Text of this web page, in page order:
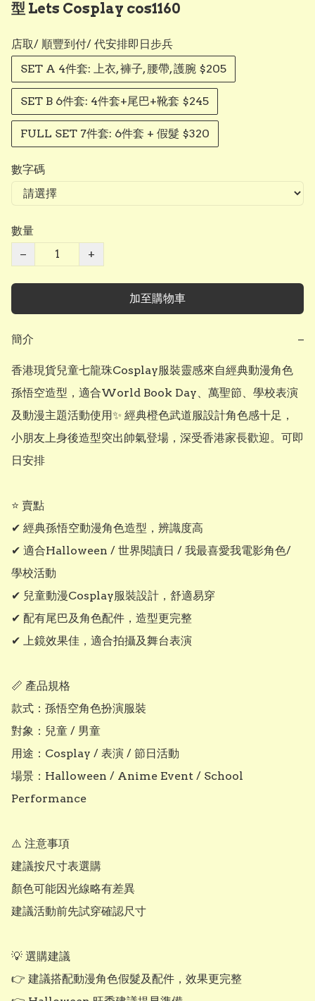
型 Lets Cosplay cos1160
店取/ 順豐到付/ 代安排即日步兵
SET A 4件套: 上衣, 褲子, 腰帶, 護腕 $205
SET B 6件套: 4件套+尾巴+靴套 $245
FULL SET 7件套: 6件套 + 假髮 $320
數字碼
數量
−
+
加至購物車
簡介 −
香港現貨兒童七龍珠Cosplay服裝靈感來自經典動漫角色
孫悟空造型，適合World Book Day、萬聖節、學校表演
及動漫主題活動使用✨ 經典橙色武道服設計角色感十足，
小朋友上身後造型突出帥氣登場，深受香港家長歡迎。可即
日安排
⭐ 賣點
✔ 經典孫悟空動漫角色造型，辨識度高
✔ 適合Halloween / 世界閱讀日 / 我最喜愛我電影角色/
學校活動
✔ 兒童動漫Cosplay服裝設計，舒適易穿
✔ 配有尾巴及角色配件，造型更完整
✔ 上鏡效果佳，適合拍攝及舞台表演
📏 產品規格
款式：孫悟空角色扮演服裝
對象：兒童 / 男童
用途：Cosplay / 表演 / 節日活動
場景：Halloween / Anime Event / School
Performance
⚠️ 注意事項
建議按尺寸表選購
顏色可能因光線略有差異
建議活動前先試穿確認尺寸
💡 選購建議
👉 建議搭配動漫角色假髮及配件，效果更完整